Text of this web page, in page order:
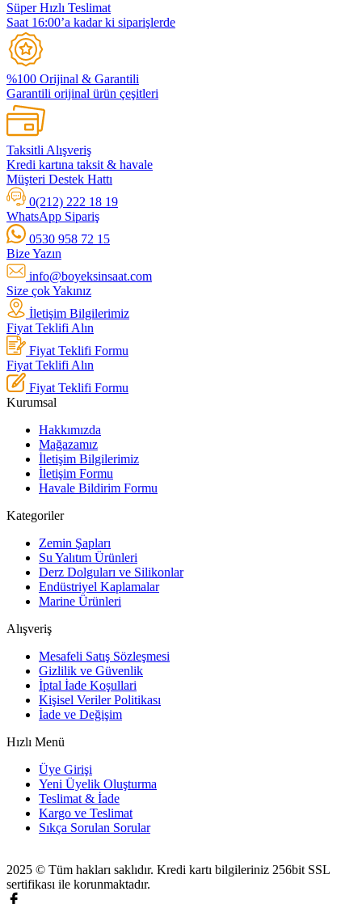
Süper Hızlı Teslimat
Saat 16:00’a kadar ki siparişlerde
%100 Orijinal & Garantili
Garantili orijinal ürün çeşitleri
Taksitli Alışveriş
Kredi kartına taksit & havale
Müşteri Destek Hattı
0(212) 222 18 19
WhatsApp Sipariş
0530 958 72 15
Bize Yazın
info@boyeksinsaat.com
Size çok Yakınız
İletişim Bilgilerimiz
Fiyat Teklifi Alın
Fiyat Teklifi Formu
Fiyat Teklifi Alın
Fiyat Teklifi Formu
Kurumsal
Hakkımızda
Mağazamız
İletişim Bilgilerimiz
İletişim Formu
Havale Bildirim Formu
Kategoriler
Zemin Şapları
Su Yalıtım Ürünleri
Derz Dolguları ve Silikonlar
Endüstriyel Kaplamalar
Marine Ürünleri
Alışveriş
Mesafeli Satış Sözleşmesi
Gizlilik ve Güvenlik
İptal İade Koşullari
Kişisel Veriler Politikası
İade ve Değişim
Hızlı Menü
Üye Girişi
Yeni Üyelik Oluşturma
Teslimat & İade
Kargo ve Teslimat
Sıkça Sorulan Sorular
2025 © Tüm hakları saklıdır. Kredi kartı bilgileriniz 256bit SSL
sertifikası ile korunmaktadır.